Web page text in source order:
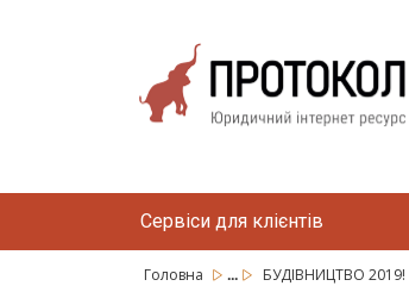
Сервіси для клієнтів
Головна ... БУДІВНИЦТВО 2019!